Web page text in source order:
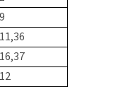
9
11,36
16,37
12